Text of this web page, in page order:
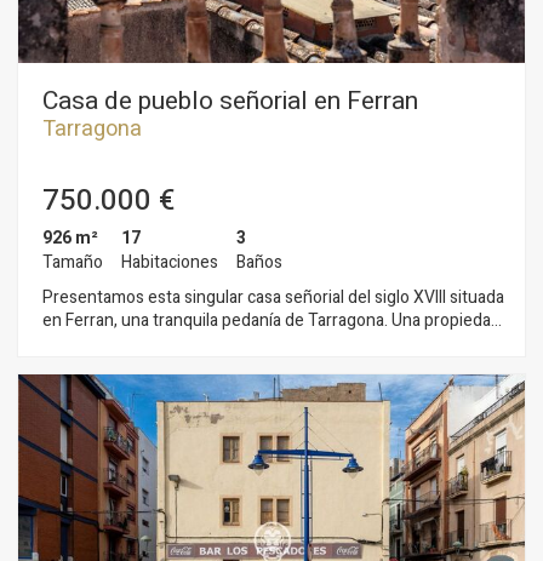
Casa de pueblo señorial en Ferran
Tarragona
750.000 €
926 m²
Tamaño
17
Habitaciones
3
Baños
Presentamos esta singular casa señorial del siglo XVIII situada
en Ferran, una tranquila pedanía de Tarragona. Una propiedad
distribuye en tres plantas más un torreón. La planta baja se
abre a un amplio hall distribuidor con acceso al jardín, que
contiene varias construcciones auxiliares con múltiples
posibilidades de uso. La primera y la segunda planta reúnen
un total de 17 estancias y 3 baños, ofreciendo una
distribución excepcional para adaptarla como gran vivienda
familiar, residencia bifamiliar, hotel boutique, casa rural o
cualquier otro proyecto que requiera amplios espacios y